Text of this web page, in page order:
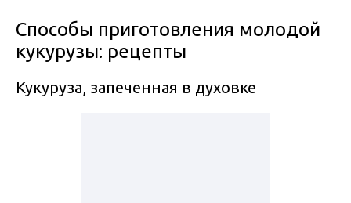
Способы приготовления молодой
кукурузы: рецепты
Кукуруза, запеченная в духовке